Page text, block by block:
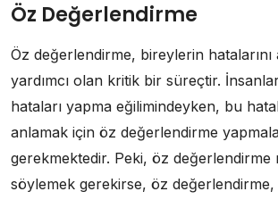
Öz Değerlendirme
Öz değerlendirme, bireylerin hatalarını
yardımcı olan kritik bir süreçtir.
hataları yapma eğilimindeyken, bu
anlamak için öz değerlendirme
gerekmektedir. Peki, öz değerlendirme
söylemek gerekirse, öz değerlendirme,